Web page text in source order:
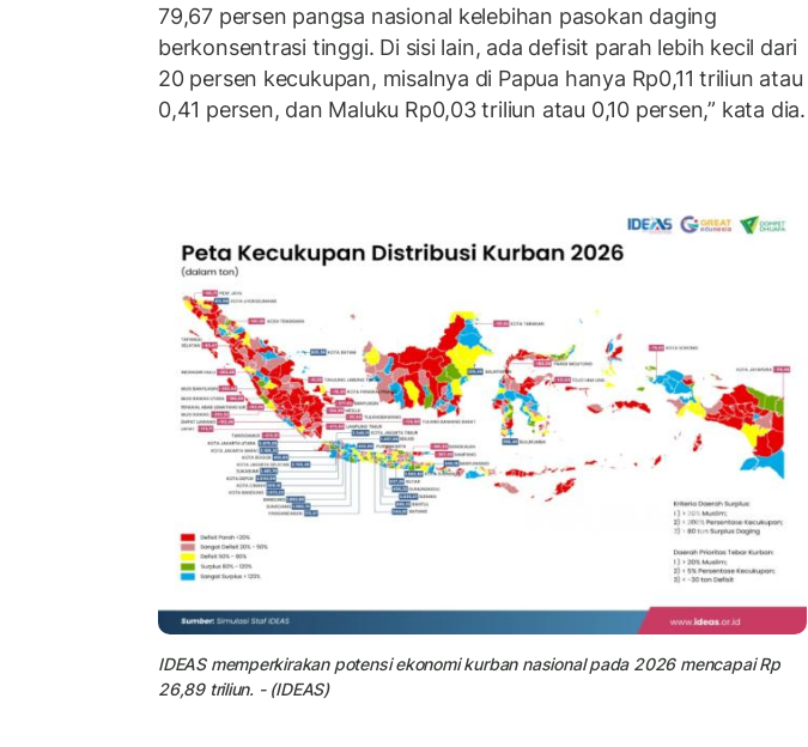
79,67 persen pangsa nasional kelebihan pasokan daging
berkonsentrasi tinggi. Di sisi lain, ada defisit parah lebih kecil dari
20 persen kecukupan, misalnya di Papua hanya Rp0,11 triliun atau
0,41 persen, dan Maluku Rp0,03 triliun atau 0,10 persen,” kata dia.
IDEAS memperkirakan potensi ekonomi kurban nasional pada 2026 mencapai Rp
26,89 triliun. - (IDEAS)